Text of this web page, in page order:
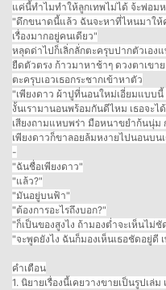
แค่นี้ทำไมทำให้ลูกเทพไม่ได้ จ้ะพ่อม
"ดึกขนาดนี้แล้ว ฉันจะหาที่ไหนมาให้
เรื่องมากอยู่คนเดียว"
หลุดด่าไปก็เลิ่กลั่กตะครุบปากตัวเอง
ยืดตัวตรง ก้าวมาหาช้าๆ ดวงตาเขา
ตะครุบเอวเธอกระชากเข้าหาตัว
"เพียงดาว ผ้าปูที่นอนใหม่เอี่ยมแบบนี้
งั้นเรามานอนพร้อมกันดีไหม เธอจะ
เสียงถามแหบพร่า มือหนาขยำก้นนุ่ม
เพียงดาวก็ขาลอยล้มหงายไปนอนบน
-
"ฉันชื่อเพียงดาว"
"แล้ว?"
"มันอยู่บนฟ้า"
"ต้องการอะไรถึงบอก?"
"ก็เป็นของสูงไง ถ้ามองต่ำจะเห็นไม่ชั
"จะพูดยังไง ฉันก็มองเห็นเธอชัดอยู่ดี
คำเตือน
1. นิยายเรื่องนี้เคยวางขายเป็นรูปเล่ม